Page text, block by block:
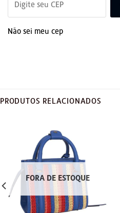
Não sei meu cep
PRODUTOS RELACIONADOS
FORA DE ESTOQUE